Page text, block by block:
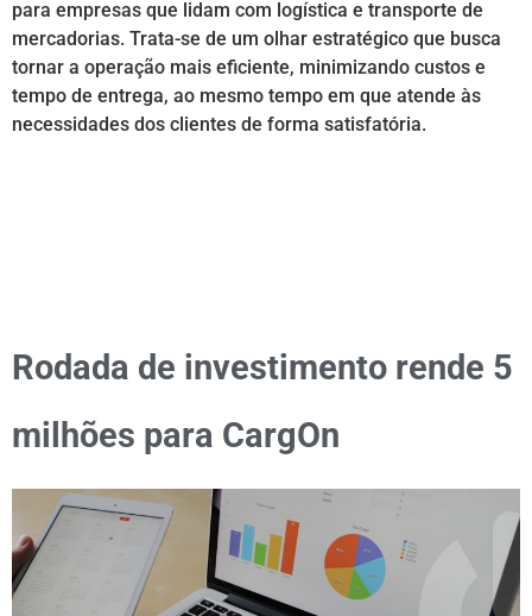
para empresas que lidam com logística e transporte de
mercadorias. Trata-se de um olhar estratégico que busca
tornar a operação mais eficiente, minimizando custos e
tempo de entrega, ao mesmo tempo em que atende às
necessidades dos clientes de forma satisfatória.
Rodada de investimento rende 5
milhões para CargOn